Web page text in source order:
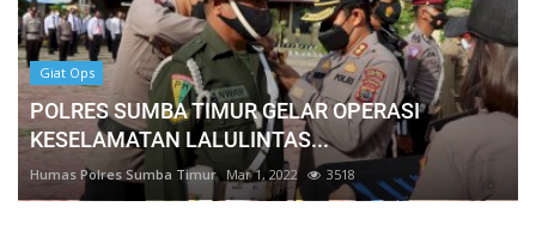
Giat Ops
POLRES SUMBA TIMUR GELAR OPERASI
KESELAMATAN LALULINTAS...
Humas Polres Sumba Timur Mar 1, 2022 3518